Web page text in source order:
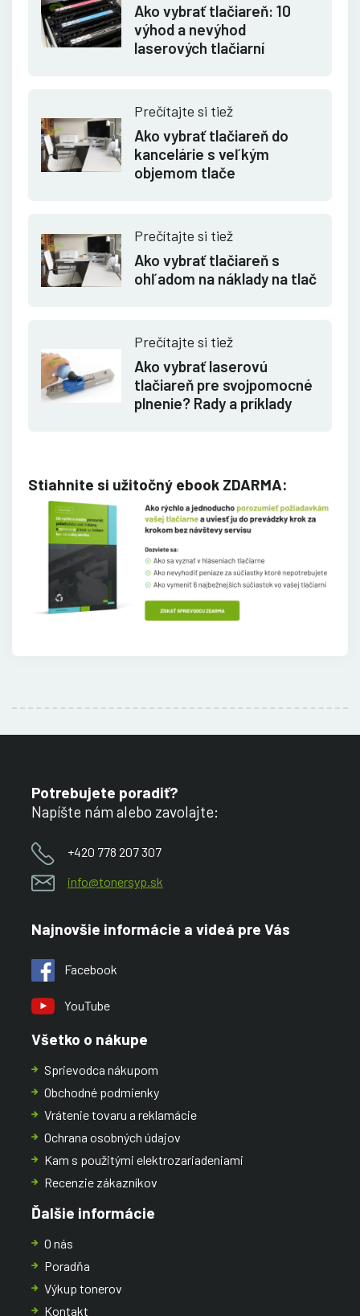
Ako vybrať tlačiareň: 10
výhod a nevýhod
laserových tlačiarní
Prečítajte si tiež
Ako vybrať tlačiareň do
kancelárie s veľkým
objemom tlače
Prečítajte si tiež
Ako vybrať tlačiareň s
ohľadom na náklady na tlač
Prečítajte si tiež
Ako vybrať laserovú
tlačiareň pre svojpomocné
plnenie? Rady a príklady
Stiahnite si užitočný ebook ZDARMA:
Potrebujete poradiť?
Napíšte nám alebo zavolajte:
+420 778 207 307
info@tonersyp.sk
Najnovšie informácie a videá pre Vás
Facebook
YouTube
Všetko o nákupe
Sprievodca nákupom
Obchodné podmienky
Vrátenie tovaru a reklamácie
Ochrana osobných údajov
Kam s použitými elektrozariadeniami
Recenzie zákazníkov
Ďalšie informácie
O nás
Poradňa
Výkup tonerov
Kontakt